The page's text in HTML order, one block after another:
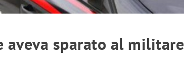
aveva sparato al militare